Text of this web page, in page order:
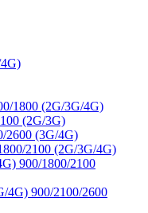
1800 (2G/3G/4G)
(2G/3G)
2600 (3G/4G)
2100 (2G/3G/4G)
900/1800/2100
900/2100/2600